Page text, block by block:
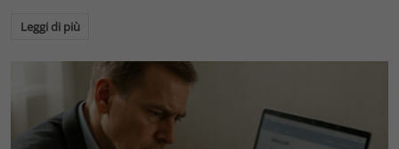
Leggi di più